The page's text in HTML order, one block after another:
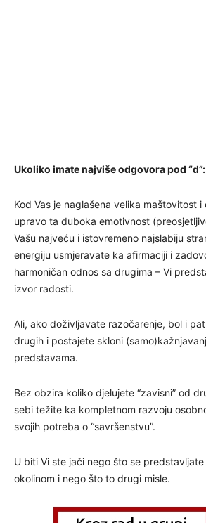
Ukoliko imate najviše odgovora pod “d”:
Kod Vas je naglašena velika maštovitost i
upravo ta duboka emotivnost
Vašu najveću i istovremeno najslabiju
energiju usmjeravate ka afirmaciji i
harmoničan odnos sa drugima – Vi
izvor radosti.
Ali, ako doživljavate razočarenje, bol i
drugih i postajete skloni
predstavama.
Bez obzira koliko djelujete “zavisni” od
sebi težite ka kompletnom razvoju
svojih potreba o “savršenstvu”.
U biti Vi ste jači nego što se
okolinom i nego što to drugi misle.